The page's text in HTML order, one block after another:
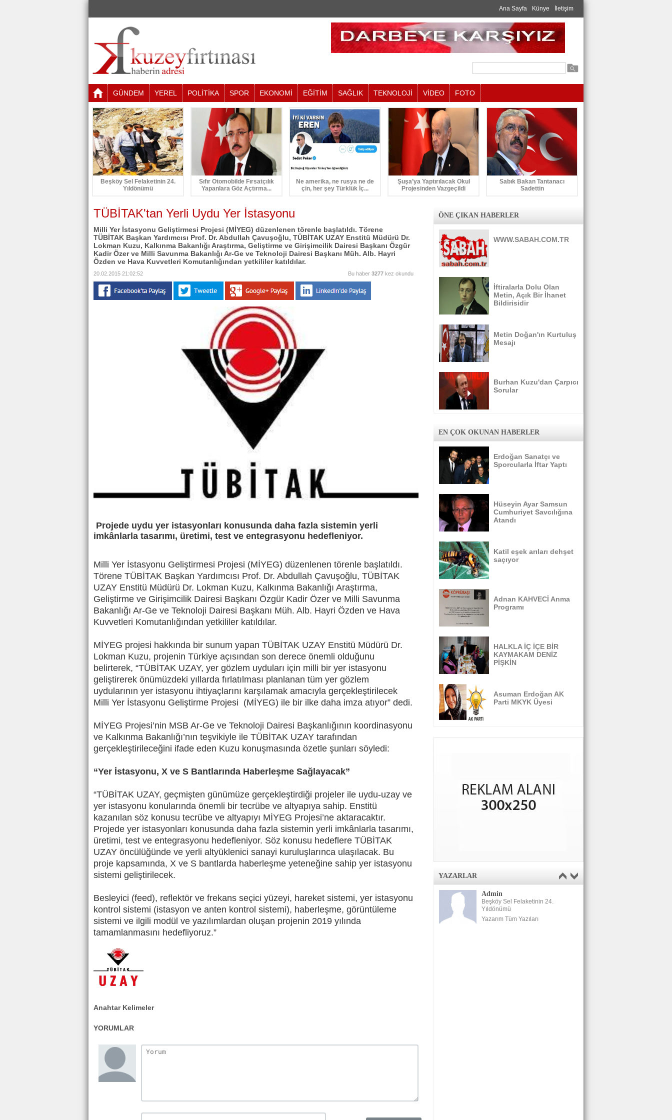
Ana Sayfa Künye İletişim
GÜNDEM YEREL POLİTİKA SPOR EKONOMİ EĞİTİM SAĞLIK TEKNOLOJİ VİDEO FOTO
Beşköy Sel Felaketinin 24.
Yıldönümü
Sıfır Otomobilde Fırsatçılık
Yapanlara Göz Açtırma...
Ne amerika, ne rusya ne de
çin, her şey Türklük İç...
Şuşa’ya Yaptırılacak Okul
Projesinden Vazgeçildi
Sabık Bakan Tantanacı
Sadettin
TÜBİTAK'tan Yerli Uydu Yer İstasyonu
Milli Yer İstasyonu Geliştirmesi Projesi (MİYEG) düzenlenen törenle başlatıldı. Törene
TÜBİTAK Başkan Yardımcısı Prof. Dr. Abdullah Çavuşoğlu, TÜBİTAK UZAY Enstitü Müdürü Dr.
Lokman Kuzu, Kalkınma Bakanlığı Araştırma, Geliştirme ve Girişimcilik Dairesi Başkanı Özgür
Kadir Özer ve Milli Savunma Bakanlığı Ar-Ge ve Teknoloji Dairesi Başkanı Müh. Alb. Hayri
Özden ve Hava Kuvvetleri Komutanlığından yetkililer katıldılar.
20.02.2015 21:02:52 Bu haber 3277 kez okundu
Projede uydu yer istasyonları konusunda daha fazla sistemin yerli
imkânlarla tasarımı, üretimi, test ve entegrasyonu hedefleniyor.
Milli Yer İstasyonu Geliştirmesi Projesi (MİYEG) düzenlenen törenle başlatıldı.
Törene TÜBİTAK Başkan Yardımcısı Prof. Dr. Abdullah Çavuşoğlu, TÜBİTAK
UZAY Enstitü Müdürü Dr. Lokman Kuzu, Kalkınma Bakanlığı Araştırma,
Geliştirme ve Girişimcilik Dairesi Başkanı Özgür Kadir Özer ve Milli Savunma
Bakanlığı Ar-Ge ve Teknoloji Dairesi Başkanı Müh. Alb. Hayri Özden ve Hava
Kuvvetleri Komutanlığından yetkililer katıldılar.
MİYEG projesi hakkında bir sunum yapan TÜBİTAK UZAY Enstitü Müdürü Dr.
Lokman Kuzu, projenin Türkiye açısından son derece önemli olduğunu
belirterek, “TÜBİTAK UZAY, yer gözlem uyduları için milli bir yer istasyonu
geliştirerek önümüzdeki yıllarda fırlatılması planlanan tüm yer gözlem
uydularının yer istasyonu ihtiyaçlarını karşılamak amacıyla gerçekleştirilecek
Milli Yer İstasyonu Geliştirme Projesi (MİYEG) ile bir ilke daha imza atıyor” dedi.
MİYEG Projesi’nin MSB Ar-Ge ve Teknoloji Dairesi Başkanlığının koordinasyonu
ve Kalkınma Bakanlığı’nın teşvikiyle ile TÜBİTAK UZAY tarafından
gerçekleştirileceğini ifade eden Kuzu konuşmasında özetle şunları söyledi:
“Yer İstasyonu, X ve S Bantlarında Haberleşme Sağlayacak”
“TÜBİTAK UZAY, geçmişten günümüze gerçekleştirdiği projeler ile uydu-uzay ve
yer istasyonu konularında önemli bir tecrübe ve altyapıya sahip. Enstitü
kazanılan söz konusu tecrübe ve altyapıyı MİYEG Projesi’ne aktaracaktır.
Projede yer istasyonları konusunda daha fazla sistemin yerli imkânlarla tasarımı,
üretimi, test ve entegrasyonu hedefleniyor. Söz konusu hedeflere TÜBİTAK
UZAY öncülüğünde ve yerli altyüklenici sanayi kuruluşlarınca ulaşılacak. Bu
proje kapsamında, X ve S bantlarda haberleşme yeteneğine sahip yer istasyonu
sistemi geliştirilecek.
Besleyici (feed), reflektör ve frekans seçici yüzeyi, hareket sistemi, yer istasyonu
kontrol sistemi (istasyon ve anten kontrol sistemi), haberleşme, görüntüleme
sistemi ve ilgili modül ve yazılımlardan oluşan projenin 2019 yılında
tamamlanmasını hedefliyoruz.”
Anahtar Kelimeler
YORUMLAR
ÖNE ÇIKAN HABERLER
WWW.SABAH.COM.TR
İftiralarla Dolu Olan
Metin, Açık Bir İhanet
Bildirisidir
Metin Doğan'ın Kurtuluş
Mesajı
Burhan Kuzu'dan Çarpıcı
Sorular
EN ÇOK OKUNAN HABERLER
Erdoğan Sanatçı ve
Sporcularla İftar Yaptı
Hüseyin Ayar Samsun
Cumhuriyet Savcılığına
Atandı
Katil eşek arıları dehşet
saçıyor
Adnan KAHVECİ Anma
Programı
HALKLA İÇ İÇE BİR
KAYMAKAM DENİZ
PİŞKİN
Asuman Erdoğan AK
Parti MKYK Üyesi
YAZARLAR
Admin
Beşköy Sel Felaketinin 24.
Yıldönümü
Yazarım Tüm Yazıları